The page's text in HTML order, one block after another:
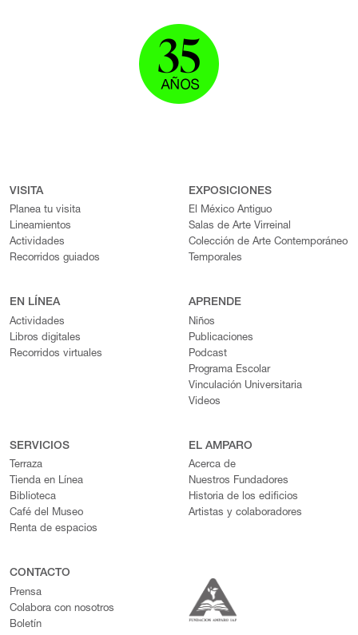
VISITA
Planea tu visita
Lineamientos
Actividades
Recorridos guiados
EXPOSICIONES
El México Antiguo
Salas de Arte Virreinal
Colección de Arte Contemporáneo
Temporales
EN LÍNEA
Actividades
Libros digitales
Recorridos virtuales
APRENDE
Niños
Publicaciones
Podcast
Programa Escolar
Vinculación Universitaria
Videos
SERVICIOS
Terraza
Tienda en Línea
Biblioteca
Café del Museo
Renta de espacios
EL AMPARO
Acerca de
Nuestros Fundadores
Historia de los edificios
Artistas y colaboradores
CONTACTO
Prensa
Colabora con nosotros
Boletín